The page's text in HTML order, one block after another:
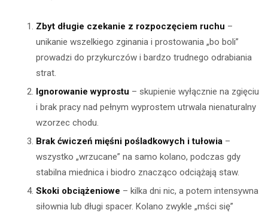
Zbyt długie czekanie z rozpoczęciem ruchu –
unikanie wszelkiego zginania i prostowania „bo boli”
prowadzi do przykurczów i bardzo trudnego odrabiania
strat.
Ignorowanie wyprostu – skupienie wyłącznie na zgięciu
i brak pracy nad pełnym wyprostem utrwala nienaturalny
wzorzec chodu.
Brak ćwiczeń mięśni pośladkowych i tułowia –
wszystko „wrzucane” na samo kolano, podczas gdy
stabilna miednica i biodro znacząco odciążają staw.
Skoki obciążeniowe – kilka dni nic, a potem intensywna
siłownia lub długi spacer. Kolano zwykle „mści się”